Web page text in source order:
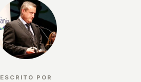
ESCRITO POR